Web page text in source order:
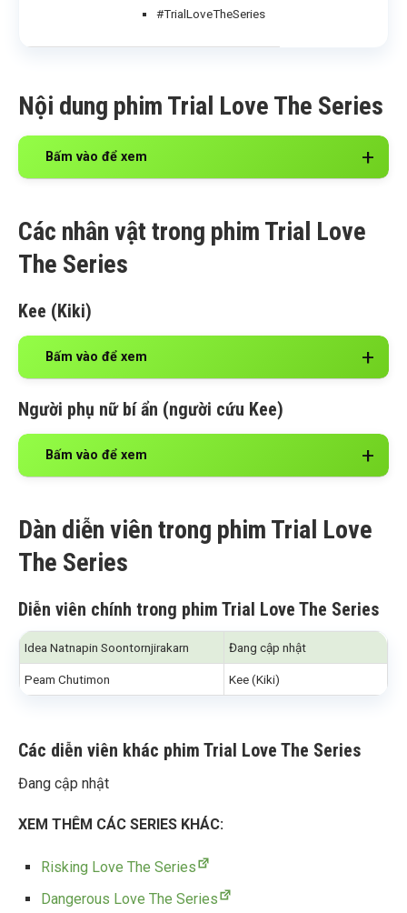
#TrialLoveTheSeries
Nội dung phim Trial Love The Series
Bấm vào để xem
Các nhân vật trong phim Trial Love
The Series
Kee (Kiki)
Bấm vào để xem
Người phụ nữ bí ẩn (người cứu Kee)
Bấm vào để xem
Dàn diễn viên trong phim Trial Love
The Series
Diễn viên chính trong phim Trial Love The Series
Idea Natnapin Soontornjirakarn Đang cập nhật
Peam Chutimon Kee (Kiki)
Các diễn viên khác phim Trial Love The Series
Đang cập nhật
XEM THÊM CÁC SERIES KHÁC:
Risking Love The Series
Dangerous Love The Series